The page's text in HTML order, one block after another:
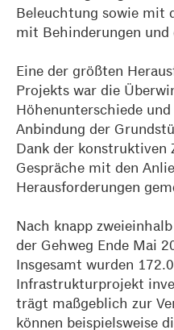
Beleuchtung sowie mit
mit Behinderungen
Eine der größten
Projekts war die
Höhenunterschiede und
Anbindung der
Dank der konstruktiven
Gespräche mit den
Herausforderungen
Nach knapp
der Gehweg Ende Mai
Insgesamt wurden
Infrastrukturprojekt
trägt maßgeblich zur
können beispielsweise